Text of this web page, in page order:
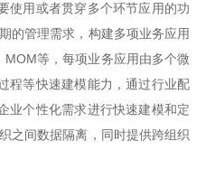
使用或者贯穿多个环节应用的功
的管理需求，构建多项业务应用
等，每项业务应用由多个微
程等快速建模能力，通过行业配
业个性化需求进行快速建模和定
之间数据隔离，同时提供跨组织